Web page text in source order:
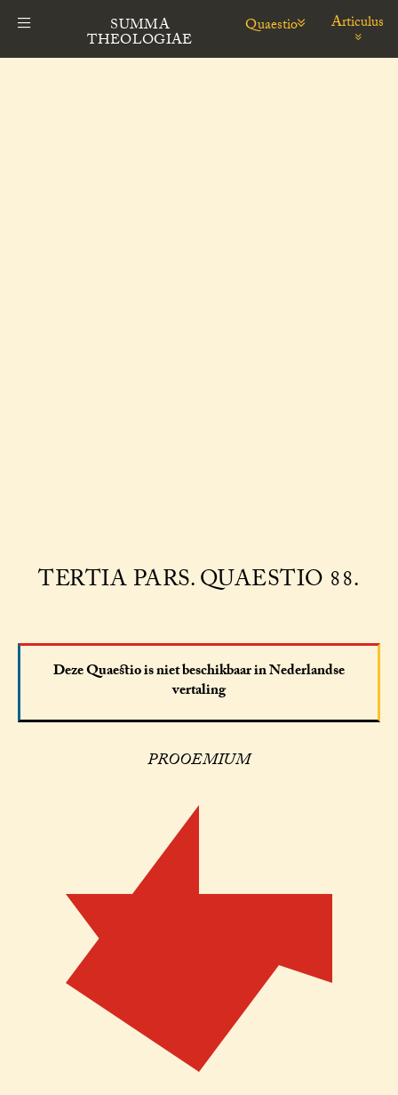
SUMMA
THEOLOGIAE
Quaestio Articulus
TERTIA PARS. QUAESTIO 88.
Deze Quaestio is niet beschikbaar in Nederlandse
vertaling
PROOEMIUM